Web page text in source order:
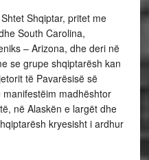
Shqiptar, pritet me
South Carolina,
– Arizona, dhe deri në
se grupe shqiptarësh kan
të Pavarësisë së
madhështor
në Alaskën e largët dhe
kryesisht i ardhur